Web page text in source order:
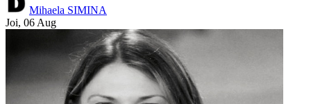
Mihaela SIMINA
Joi, 06 Aug